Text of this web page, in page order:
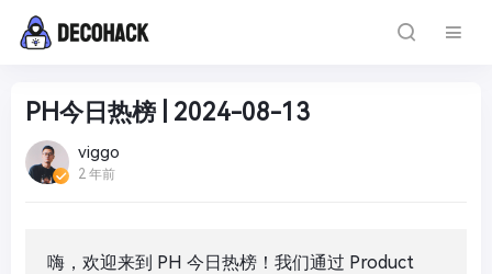
PH今日热榜 | 2024-08-13
viggo
2 年前
嗨，欢迎来到 PH 今日热榜！我们通过 Product